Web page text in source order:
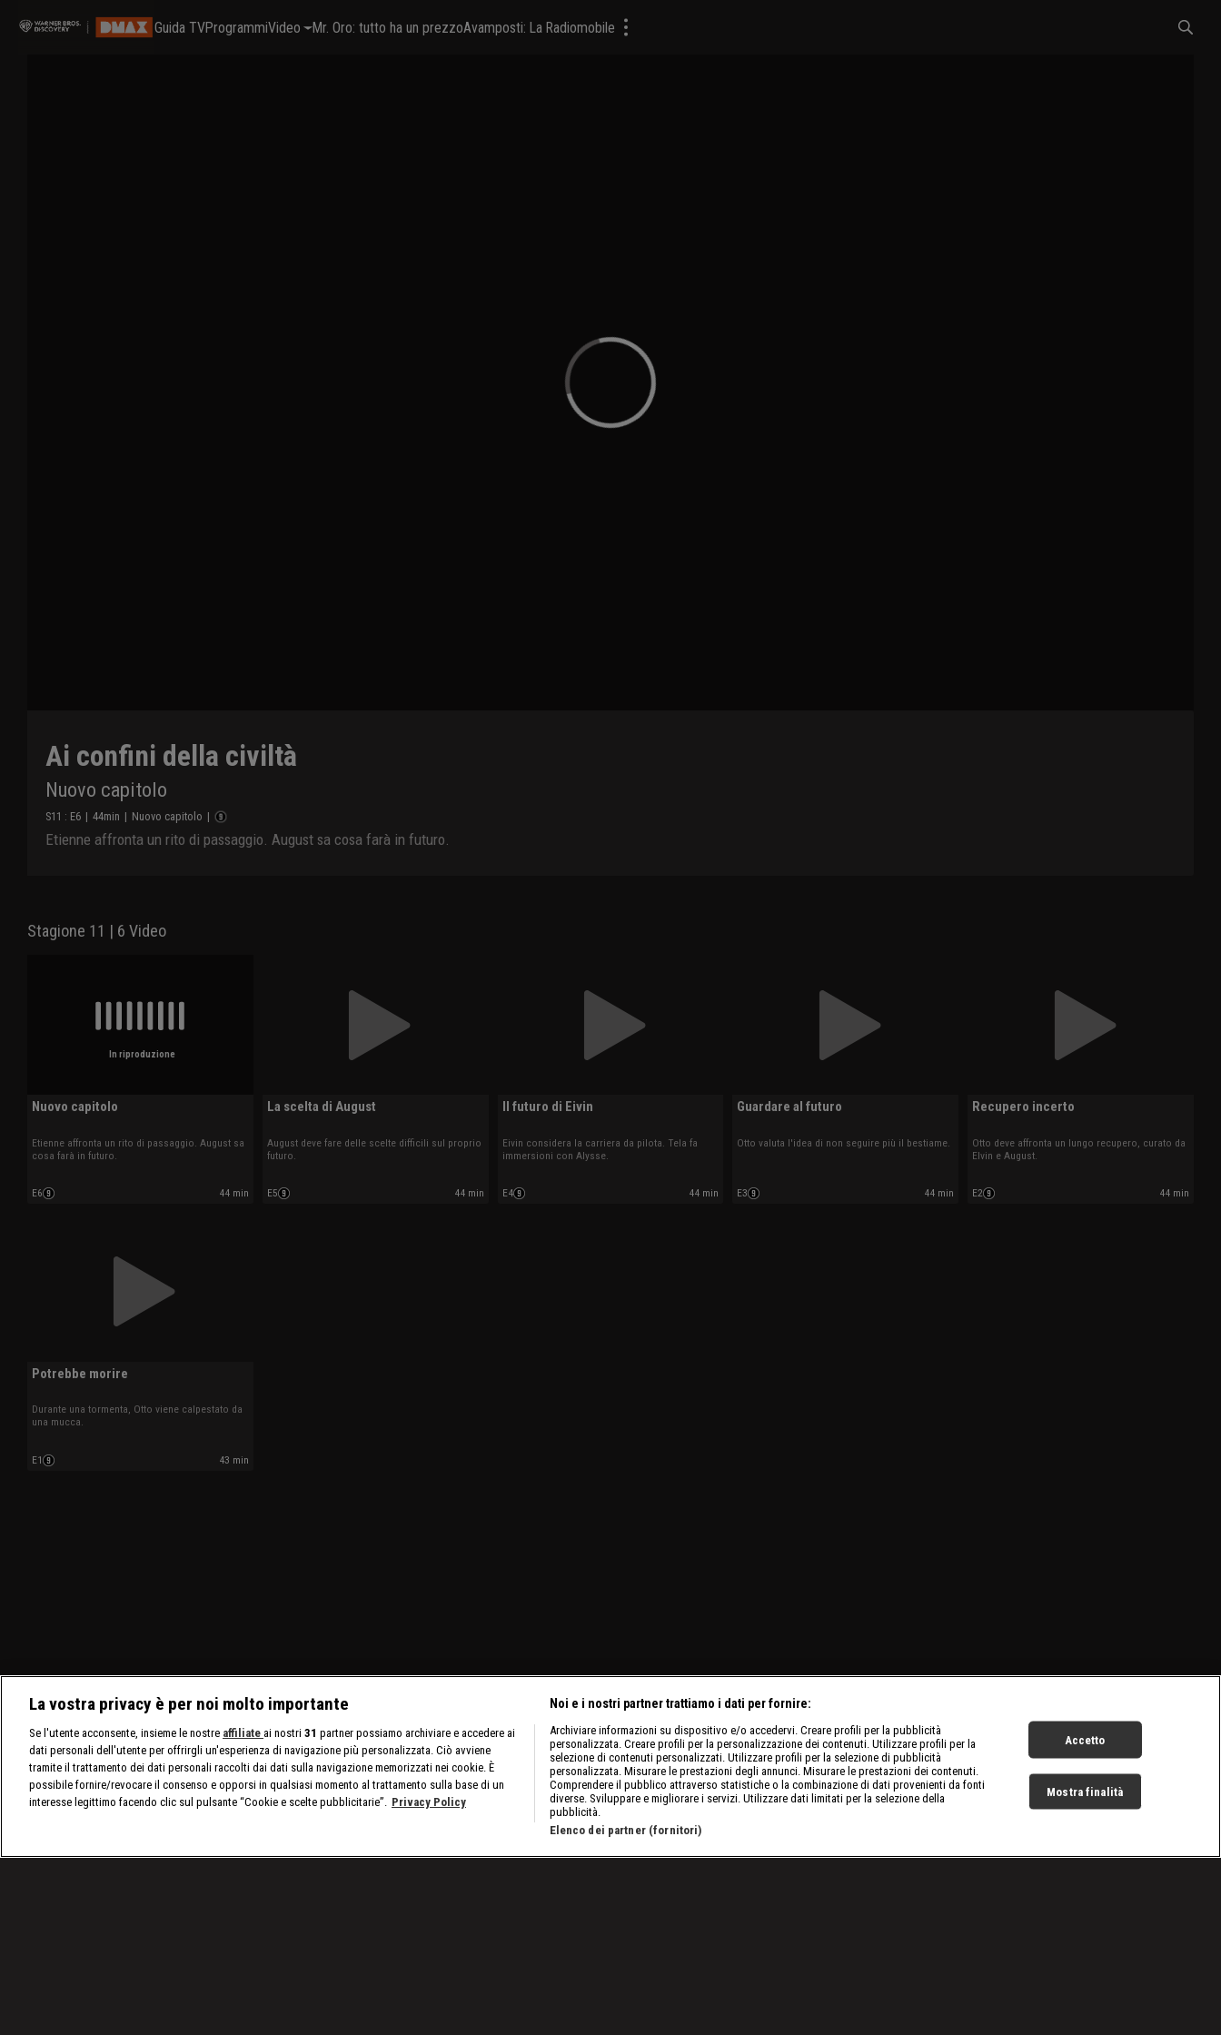
Guida TVProgrammiVideo Mr. Oro: tutto ha un prezzoAvamposti: La Radiomobile
Ai confini della civiltà
Nuovo capitolo
S11 : E6 | 44min | Nuovo capitolo |
Etienne affronta un rito di passaggio. August sa cosa farà in futuro.
Stagione 11 | 6 Video
In riproduzione
Nuovo capitolo
Etienne affronta un rito di passaggio. August sa
cosa farà in futuro.
E6 44 min
La scelta di August
August deve fare delle scelte difficili sul proprio
futuro.
E5 44 min
Il futuro di Eivin
Eivin considera la carriera da pilota. Tela fa
immersioni con Alysse.
E4 44 min
Guardare al futuro
Otto valuta l'idea di non seguire più il bestiame.
E3 44 min
Recupero incerto
Otto deve affronta un lungo recupero, curato da
Elvin e August.
E2 44 min
Potrebbe morire
Durante una tormenta, Otto viene calpestato da
una mucca.
E1 43 min
La vostra privacy è per noi molto importante
Se l'utente acconsente, insieme le nostre affiliate ai nostri 31 partner possiamo archiviare e accedere ai
dati personali dell'utente per offrirgli un'esperienza di navigazione più personalizzata. Ciò avviene
tramite il trattamento dei dati personali raccolti dai dati sulla navigazione memorizzati nei cookie. È
possibile fornire/revocare il consenso e opporsi in qualsiasi momento al trattamento sulla base di un
interesse legittimo facendo clic sul pulsante “Cookie e scelte pubblicitarie”. Privacy Policy
Noi e i nostri partner trattiamo i dati per fornire:
Archiviare informazioni su dispositivo e/o accedervi. Creare profili per la pubblicità
personalizzata. Creare profili per la personalizzazione dei contenuti. Utilizzare profili per la
selezione di contenuti personalizzati. Utilizzare profili per la selezione di pubblicità
personalizzata. Misurare le prestazioni degli annunci. Misurare le prestazioni dei contenuti.
Comprendere il pubblico attraverso statistiche o la combinazione di dati provenienti da fonti
diverse. Sviluppare e migliorare i servizi. Utilizzare dati limitati per la selezione della
pubblicità.
Elenco dei partner (fornitori)
Accetto
Mostra finalità